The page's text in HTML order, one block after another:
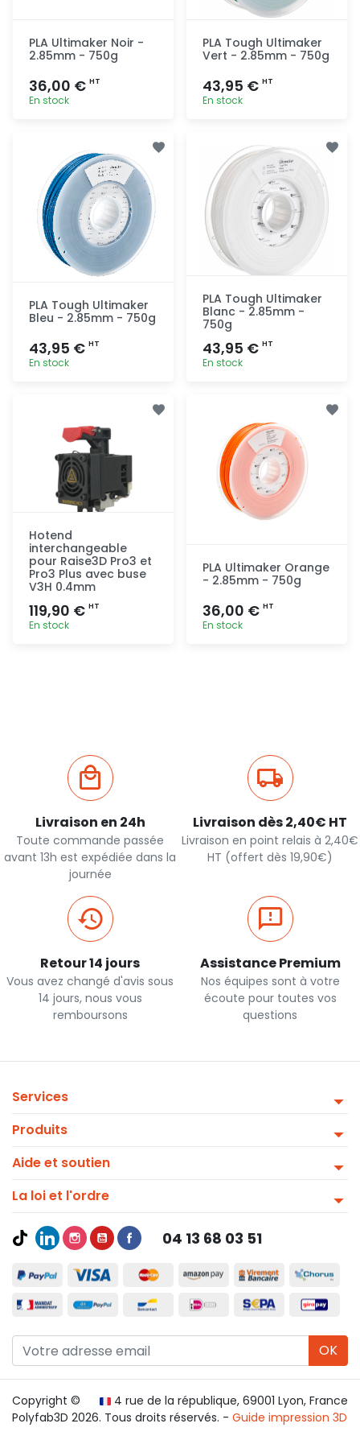
PLA Ultimaker Noir -
2.85mm - 750g
36,00 € HT
En stock
rapide
PLA Tough Ultimaker
Vert - 2.85mm - 750g
43,95 € HT
En stock
rapide
PLA Tough Ultimaker
Bleu - 2.85mm - 750g
43,95 € HT
En stock
PLA Tough Ultimaker
Blanc - 2.85mm -
750g
43,95 € HT
En stock
Hotend
interchangeable
pour Raise3D Pro3 et
Pro3 Plus avec buse
V3H 0.4mm
119,90 € HT
En stock
PLA Ultimaker Orange
- 2.85mm - 750g
36,00 € HT
En stock
Livraison en 24h
Toute commande passée
avant 13h est expédiée dans la
journée
Livraison dès 2,40€ HT
Livraison en point relais à 2,40€
HT (offert dès 19,90€)
Retour 14 jours
Vous avez changé d'avis sous
14 jours, nous vous
remboursons
Assistance Premium
Nos équipes sont à votre
écoute pour toutes vos
questions
Services
Produits
Aide et soutien
La loi et l'ordre
04 13 68 03 51
OK
4 rue de la république, 69001 Lyon, France
Copyright ©
Polyfab3D 2026. Tous droits réservés. - Guide impression 3D